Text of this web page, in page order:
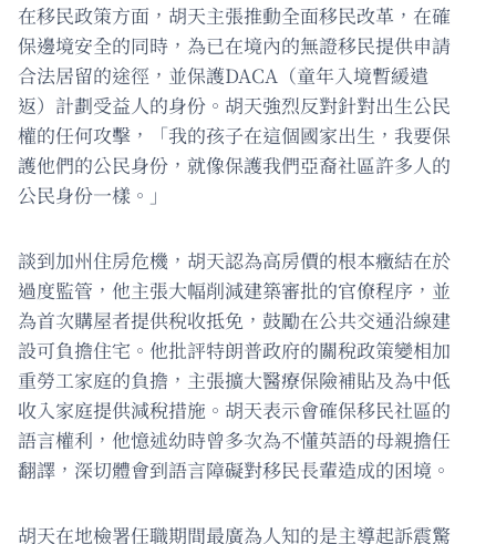
在移民政策方面，胡天主張推動全面移民改革，在確
保邊境安全的同時，為已在境內的無證移民提供申請
合法居留的途徑，並保護DACA（童年入境暫緩遣
返）計劃受益人的身份。胡天強烈反對針對出生公民
權的任何攻擊，「我的孩子在這個國家出生，我要保
護他們的公民身份，就像保護我們亞裔社區許多人的
公民身份一樣。」
談到加州住房危機，胡天認為高房價的根本癥結在於
過度監管，他主張大幅削減建築審批的官僚程序，並
為首次購屋者提供稅收抵免，鼓勵在公共交通沿線建
設可負擔住宅。他批評特朗普政府的關稅政策變相加
重勞工家庭的負擔，主張擴大醫療保險補貼及為中低
收入家庭提供減稅措施。胡天表示會確保移民社區的
語言權利，他憶述幼時曾多次為不懂英語的母親擔任
翻譯，深切體會到語言障礙對移民長輩造成的困境。
胡天在地檢署任職期間最廣為人知的是主導起訴震驚